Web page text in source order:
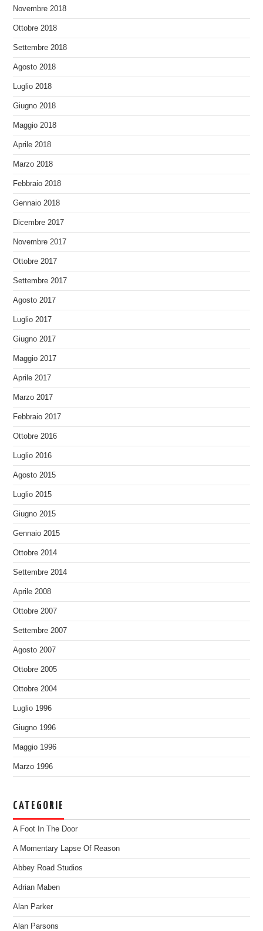
Novembre 2018
Ottobre 2018
Settembre 2018
Agosto 2018
Luglio 2018
Giugno 2018
Maggio 2018
Aprile 2018
Marzo 2018
Febbraio 2018
Gennaio 2018
Dicembre 2017
Novembre 2017
Ottobre 2017
Settembre 2017
Agosto 2017
Luglio 2017
Giugno 2017
Maggio 2017
Aprile 2017
Marzo 2017
Febbraio 2017
Ottobre 2016
Luglio 2016
Agosto 2015
Luglio 2015
Giugno 2015
Gennaio 2015
Ottobre 2014
Settembre 2014
Aprile 2008
Ottobre 2007
Settembre 2007
Agosto 2007
Ottobre 2005
Ottobre 2004
Luglio 1996
Giugno 1996
Maggio 1996
Marzo 1996
CATEGORIE
A Foot In The Door
A Momentary Lapse Of Reason
Abbey Road Studios
Adrian Maben
Alan Parker
Alan Parsons